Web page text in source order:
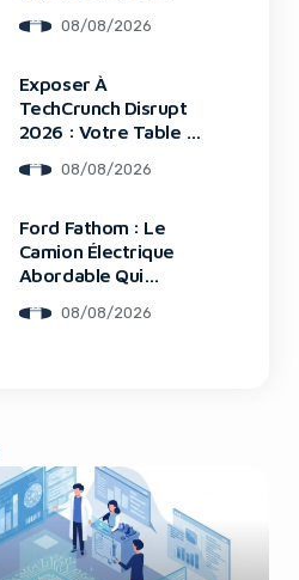
Les Clients Touchés
08/08/2026
Exposer À
TechCrunch Disrupt
2026 : Votre Table Au
08/08/2026
Ford Fathom : Le
Camion Électrique
Abordable Qui
Marché08/08/2026